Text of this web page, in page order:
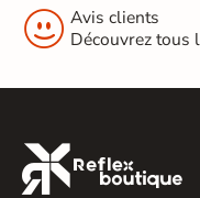
 Avis clients
Découvrez tous
